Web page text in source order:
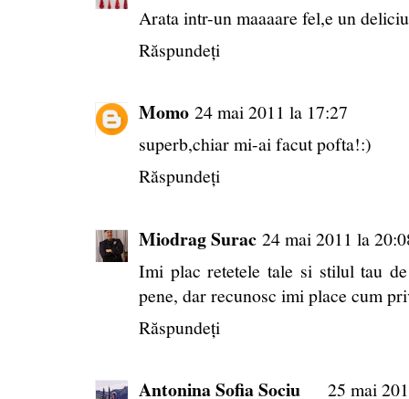
Arata intr-un maaaare fel,e un
Răspundeți
Momo 24 mai 2011 la 17:27
superb,chiar mi-ai facut pofta!:)
Răspundeți
Miodrag Surac 24 mai 2011 la
Imi plac retetele tale si stilul tau
pene, dar recunosc imi place cum
Răspundeți
Antonina Sofia Sociu 25 mai